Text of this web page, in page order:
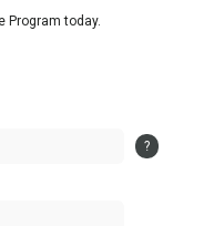
Program today.
?